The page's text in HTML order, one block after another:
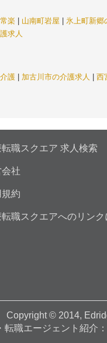
楽 山南町岩屋 氷上町新郷
求人
護 加古川市の介護求人 西
転職スクエア 求人検索
社
約
転職スクエアへのリンク
Copyright © 2014,
転職エージェント紹介